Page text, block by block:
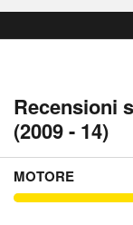
Recensioni
(2009 - 14)
MOTORE